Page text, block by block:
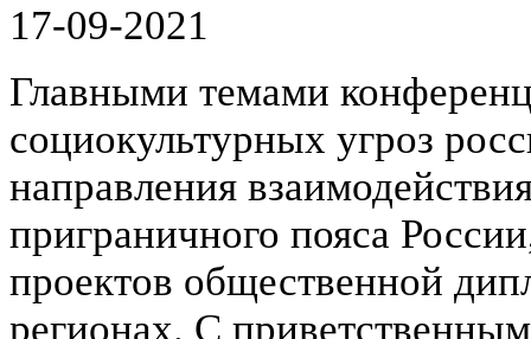
17-09-2021
Главными темами
социокультурных угроз
направления
приграничного пояса
проектов общественной
регионах. С